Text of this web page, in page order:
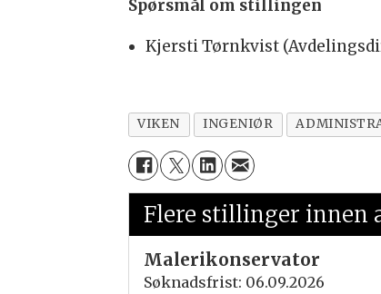
Spørsmål om stillingen
Kjersti Tørnkvist
VIKEN INGENIØR
Flere stillinger innen
Malerikonservator
Søknadsfrist: 06.09.2026